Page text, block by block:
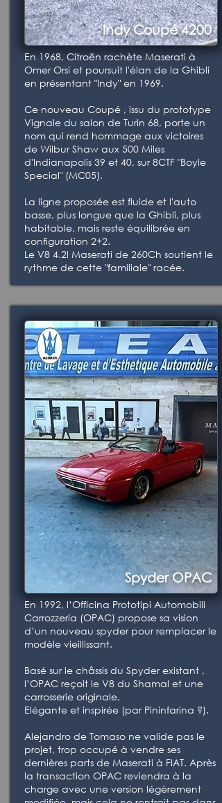
Indy Coupé 4200
En 1968, Citroën rachète Maserati à
Omer Orsi et poursuit l'élan de la Ghibli
en présentant "Indy" en 1969.
Ce nouveau Coupé , issu du prototype
Vignale du salon de Turin 68, porte un
nom qui rend hommage aux victoires
de Wilbur Shaw aux 500 Miles
d'Indianapolis 39 et 40, sur 8CTF "Boyle
Special" (MC05).
La ligne proposée est fluide et l'auto
basse, plus longue que la Ghibli, plus
habitable, mais reste équilibrée en
configuration 2+2.
Le V8 4.2l Maserati de 260Ch soutient le
rythme de cette "familiale" racée.
Spyder OPAC
En 1992, l’Officina Prototipi Automobili
Carrozzeria (OPAC) propose sa vision
d’un nouveau spyder pour remplacer le
modèle vieillissant.
Basé sur le châssis du Spyder existant ,
l’OPAC reçoit le V8 du Shamal et une
carrosserie originale,
Elégante et inspirée (par Pininfarina ?).
Alejandro de Tomaso ne valide pas le
projet, trop occupé à vendre ses
dernières parts de Maserati à FIAT. Après
la transaction OPAC reviendra à la
charge avec une version légèrement